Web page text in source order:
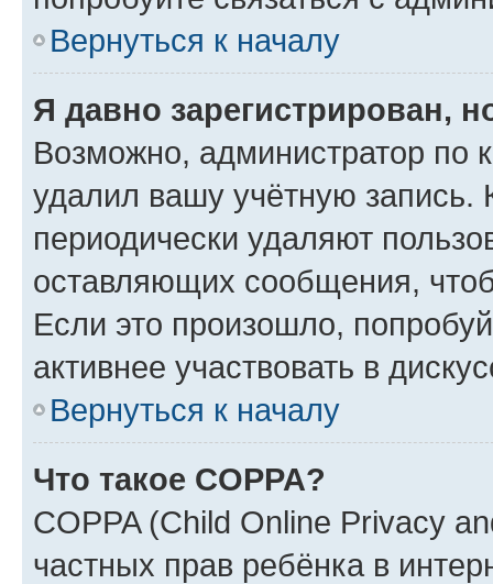
Вернуться к началу
Я давно зарегистрирован,
Возможно, администратор по
удалил вашу учётную запись.
периодически удаляют
оставляющих сообщения,
Если это произошло,
активнее участвовать в
Вернуться к началу
Что такое COPPA?
COPPA (Child Online Privacy
частных прав ребёнка в